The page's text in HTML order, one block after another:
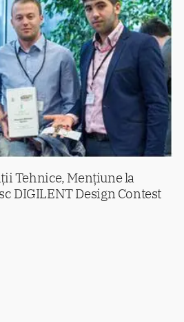
Tehnice, Mențiune la
DIGILENT Design Contest